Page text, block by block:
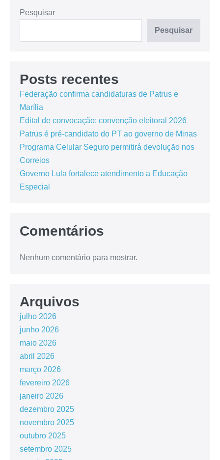
Pesquisar
Pesquisar
Posts recentes
Federação confirma candidaturas de Patrus e
Marília
Edital de convocação: convenção eleitoral 2026
Patrus é pré-candidato do PT ao governo de Minas
Programa Celular Seguro permitirá devolução nos
Correios
Governo Lula fortalece atendimento a Educação
Especial
Comentários
Nenhum comentário para mostrar.
Arquivos
julho 2026
junho 2026
maio 2026
abril 2026
março 2026
fevereiro 2026
janeiro 2026
dezembro 2025
novembro 2025
outubro 2025
setembro 2025